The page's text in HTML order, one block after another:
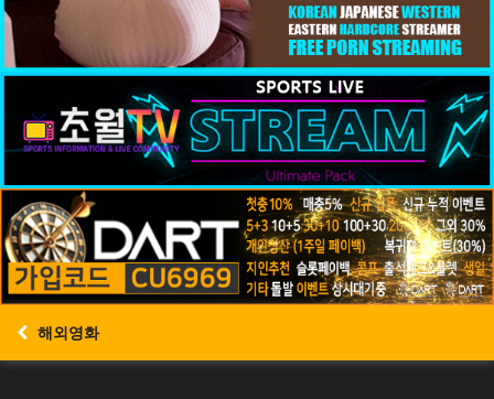
해외영화